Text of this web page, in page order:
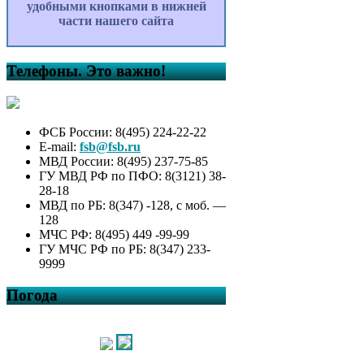
годы
Состав и содержание
расположенных на землях
населенных пунктов сельского
поселения Ялангачевский
размещаемой на официальном
сайте органа местного
самоуправления согласно
приложения 3 приказа
Министерства природных
ресурсов и экологии Российской
Федерации от 29 июня 2018г. №
301 «Об утверждении состава и
содержания информации о
лесах»
Об утверждении Положения о
представлении гражданами,
службы администрации
удобными кнопками в нижней
части нашего сайта
Телефоны. Это важно!
ФСБ России: 8(495) 224-22-22
E-mail: fsb@fsb.ru
МВД России: 8(495) 237-75-85
ГУ МВД РФ по ПФО: 8(3121) 38-
28-18
МВД по РБ: 8(347) -128, с моб. —
128
МЧС РФ: 8(495) 449 -99-99
ГУ МЧС РФ по РБ: 8(347) 233-
9999
Погода